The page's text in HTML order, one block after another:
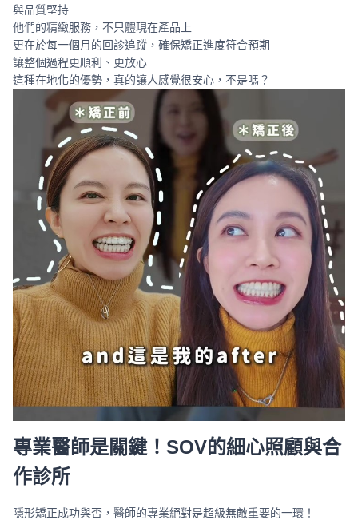
與品質堅持
他們的精緻服務，不只體現在產品上
更在於每一個月的回診追蹤，確保矯正進度符合預期
讓整個過程更順利、更放心
這種在地化的優勢，真的讓人感覺很安心，不是嗎？
專業醫師是關鍵！SOV的細心照顧與合
作診所
隱形矯正成功與否，醫師的專業絕對是超級無敵重要的一環！